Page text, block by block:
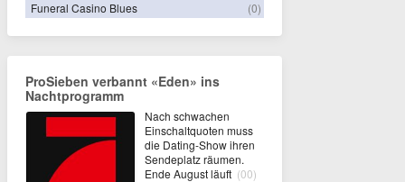
Funeral Casino Blues
(0)
ProSieben verbannt «Eden» ins
Nachtprogramm
Nach schwachen
Einschaltquoten muss
die Dating-Show ihren
Sendeplatz räumen.
Ende August läuft (00)